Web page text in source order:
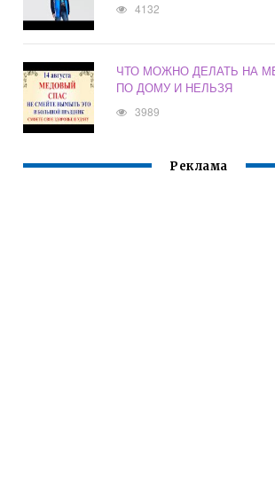
4132
ЧТО МОЖНО ДЕЛАТЬ НА
ПО ДОМУ И НЕЛЬЗЯ
3989
Реклама